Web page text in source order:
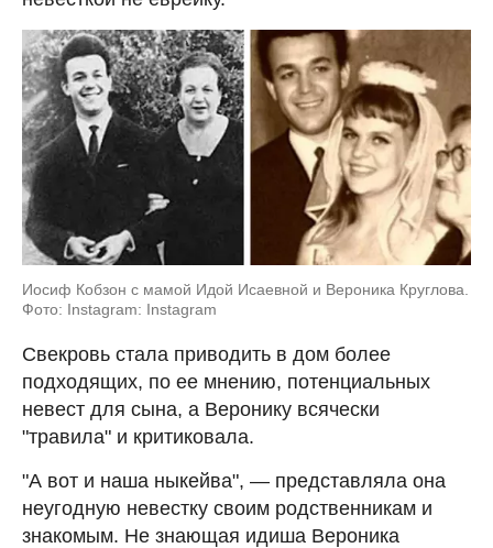
Иосиф Кобзон с мамой Идой Исаевной и Вероника Круглова.
Фото: Instagram: Instagram
Свекровь стала приводить в дом более
подходящих, по ее мнению, потенциальных
невест для сына, а Веронику всячески
"травила" и критиковала.
"А вот и наша ныкейва", — представляла она
неугодную невестку своим родственникам и
знакомым. Не знающая идиша Вероника